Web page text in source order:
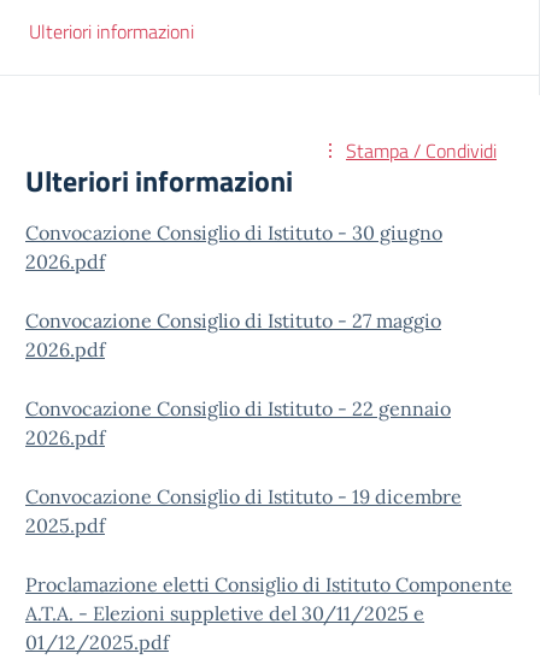
Ulteriori informazioni
Stampa / Condividi
Ulteriori informazioni
Convocazione Consiglio di Istituto - 30 giugno
2026.pdf
Convocazione Consiglio di Istituto - 27 maggio
2026.pdf
Convocazione Consiglio di Istituto - 22 gennaio
2026.pdf
Convocazione Consiglio di Istituto - 19 dicembre
2025.pdf
Proclamazione eletti Consiglio di Istituto Componente
A.T.A. - Elezioni suppletive del 30/11/2025 e
01/12/2025.pdf